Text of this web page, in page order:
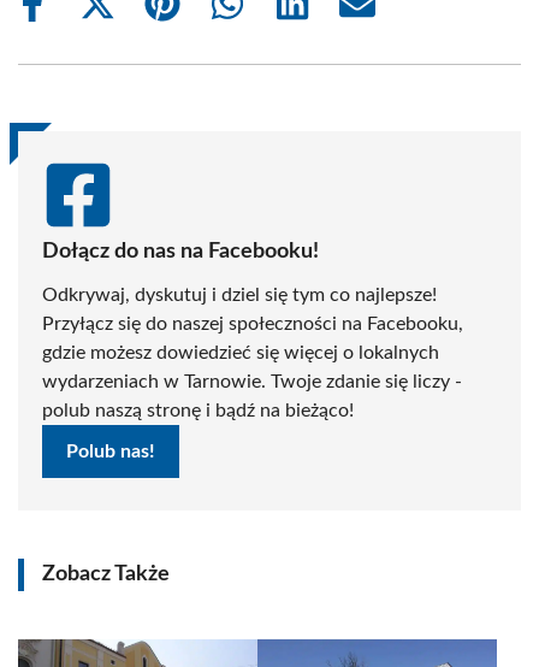
Share
Share
(Twitter)
Share
Share
Share
Share
Dołącz do nas na Facebooku!
Odkrywaj, dyskutuj i dziel się tym co najlepsze!
Przyłącz się do naszej społeczności na Facebooku,
gdzie możesz dowiedzieć się więcej o lokalnych
wydarzeniach w Tarnowie. Twoje zdanie się liczy -
polub naszą stronę i bądź na bieżąco!
Polub nas!
Zobacz Także